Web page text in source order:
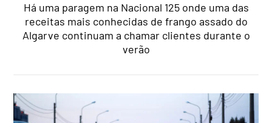
Há uma paragem na Nacional 125 onde uma das
receitas mais conhecidas de frango assado do
Algarve continuam a chamar clientes durante o
verão